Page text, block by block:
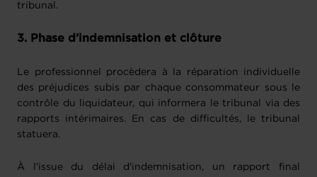
tribunal.
3. Phase d’indemnisation et clôture
Le professionnel procèdera à la réparation individuelle
des préjudices subis par chaque consommateur sous le
contrôle du liquidateur, qui informera le tribunal via des
rapports intérimaires. En cas de difficultés, le tribunal
statuera.
À l'issue du délai d'indemnisation, un rapport final